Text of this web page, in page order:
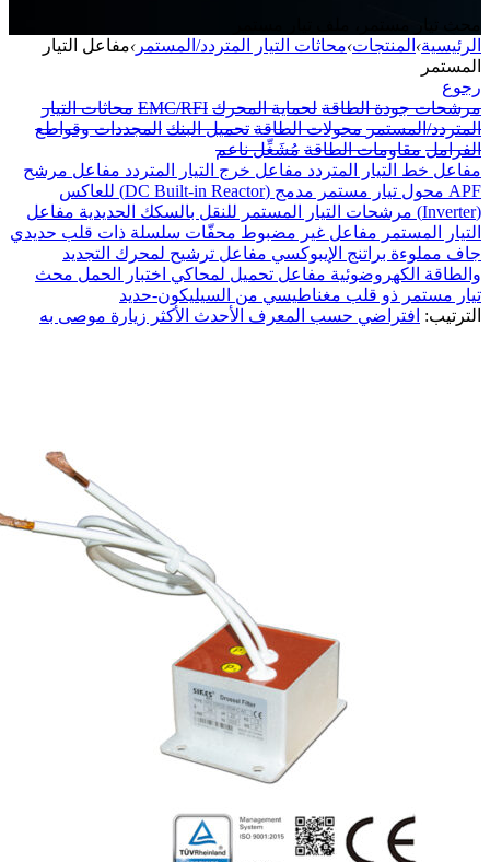
الرئيسية› المنتجات›محاثات التيار المتردد/المستمر ›مفاعل التيار
المستمر
رجوع
مرشحات جودة الطاقة لحماية المحرك EMC/RFI محاثات التيار
المتردد/المستمر محولات الطاقة تحميل البنك المجددات وقواطع
الفرامل مقاومات الطاقة مُشَغِّل ناعم
مفاعل خط التيار المتردد مفاعل خرج التيار المتردد مفاعل مرشح
APF
محول تيار مستمر مدمج (DC Built-in Reactor) للعاكس
(Inverter)
مرشحات التيار المستمر للنقل بالسكك الحديدية مفاعل
التيار المستمر مفاعل غير مضبوط محفّات سلسلة ذات قلب حديدي
جاف مملوءة براتنج الإيبوكسي مفاعل ترشيح لمحرك التجديد
والطاقة الكهروضوئية مفاعل تحميل لمحاكي اختبار الحمل محث
تيار مستمر ذو قلب مغناطيسي من السيليكون-حديد
الترتيب: افتراضي حسب المعرف الأحدث الأكثر زيارة موصى به